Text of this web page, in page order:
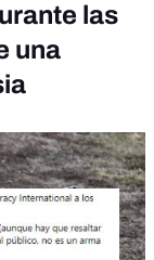
las
una